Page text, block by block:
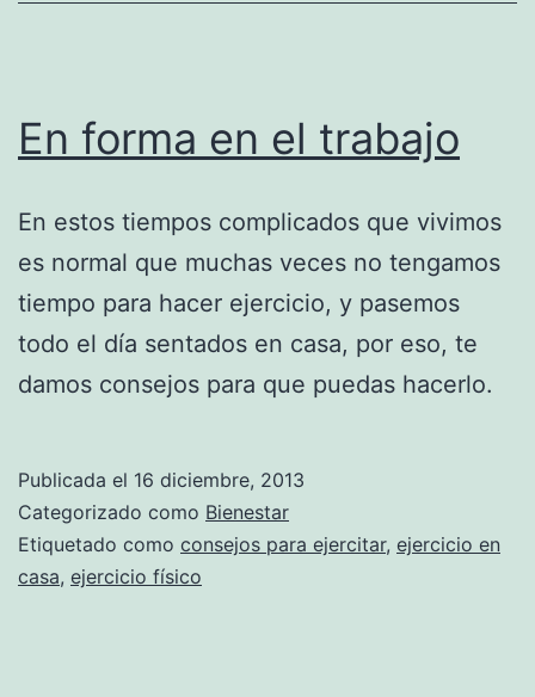
En forma en el trabajo
En estos tiempos complicados que vivimos
es normal que muchas veces no tengamos
tiempo para hacer ejercicio, y pasemos
todo el día sentados en casa, por eso, te
damos consejos para que puedas hacerlo.
Publicada el 16 diciembre, 2013
Categorizado como Bienestar
Etiquetado como consejos para ejercitar, ejercicio en
casa, ejercicio físico